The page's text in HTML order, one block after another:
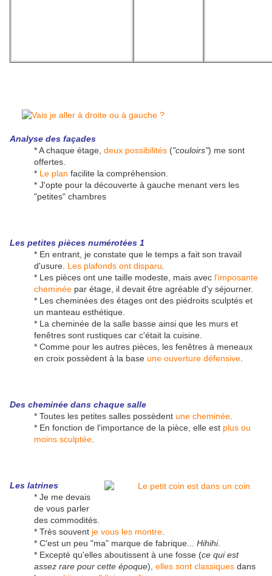
Analyse des façades
* A chaque étage, deux possibilités ("couloirs") me sont
offertes.
* Le plan facilite la compréhension.
* J'opte pour la découverte à gauche menant vers les
"petites" chambres
Les petites pièces numérotées 1
* En entrant, je constate que le temps a fait son travail
d'usure. Les plafonds ont disparu
* Les pièces ont une taille modeste, mais avec l'imposante
cheminée par étage, il devait être agréable d'y séjourner.
* Les cheminées des étages ont des piédroits sculptés et
un manteau esthétique.
* La cheminée de la salle basse ainsi que les murs et
fenêtres sont rustiques car c'était la cuisine.
* Comme pour les autres pièces, les fenêtres à meneaux
en croix possèdent à la base une ouverture défensive
Des cheminée dans chaque salle
* Toutes les petites salles possèdent une cheminée
* En fonction de l'importance de la pièce, elle est plus ou
moins sculptée
Les latrines
* Je me devais
de vous parler
des commodités.
* Très souvent je vous les montre
* C'est un peu "ma" marque de fabrique... Hihihi.
* Excepté qu'elles aboutissent à une fosse (ce qui est
assez rare pour cette époque), elles sont classiques dans